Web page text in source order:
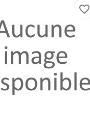
favorite_border